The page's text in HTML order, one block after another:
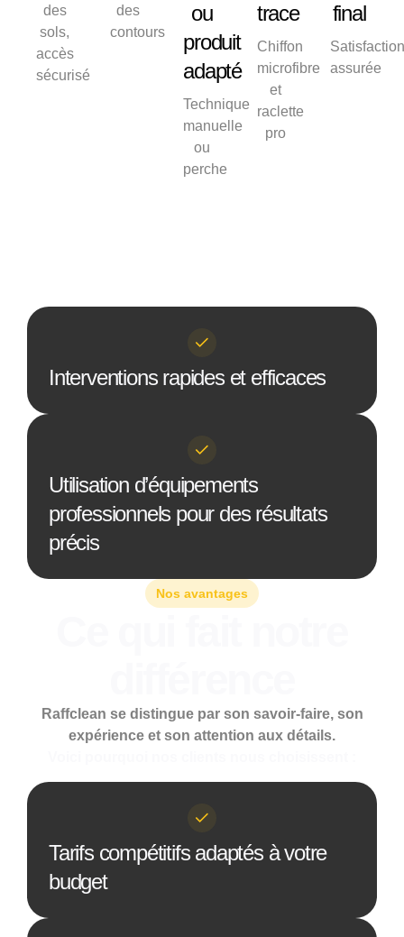
des
sols,
accès
sécurisé
des
contours
ou
produit
adapté
Technique
manuelle
ou
perche
trace
Chiffon
microfibre
et
raclette
pro
final
assurée
Interventions rapides et efficaces
Utilisation d’équipements
professionnels pour des résultats
précis
Nos avantages
Raffclean se distingue par son savoir-faire, son
expérience et son attention aux détails.
Tarifs compétitifs adaptés à votre
budget